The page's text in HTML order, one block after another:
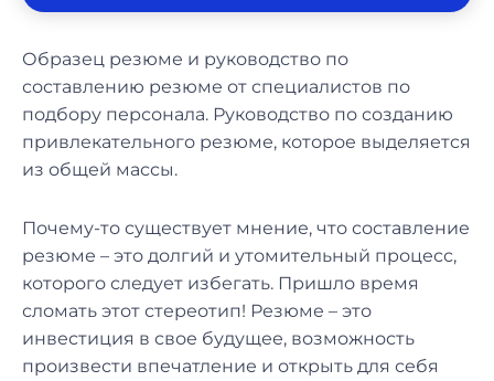
Образец резюме и руководство по
составлению резюме от специалистов по
подбору персонала. Руководство по созданию
привлекательного резюме, которое выделяется
из общей массы.
Почему-то существует мнение, что составление
резюме – это долгий и утомительный процесс,
которого следует избегать. Пришло время
сломать этот стереотип! Резюме – это
инвестиция в свое будущее, возможность
произвести впечатление и открыть для себя